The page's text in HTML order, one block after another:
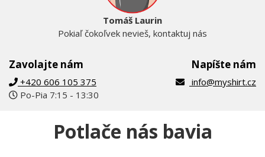
Zavolajte nám
+420 606 105 375
Po-Pia 7:15 - 13:30
Tomáš Laurin
Pokiaľ čokoľvek nevieš, kontaktuj nás
Napíšte nám
info@myshirt.cz
Potlače nás bavia